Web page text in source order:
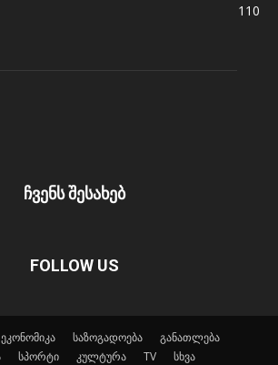
110
ჩვენს შესახებ
FOLLOW US
ეკონომიკა საზოგადოება
განათლება
სპორტი კულტურა TV სხვა